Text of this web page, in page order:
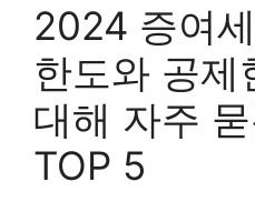
2024 증여
한도와 공제
대해 자주
TOP 5